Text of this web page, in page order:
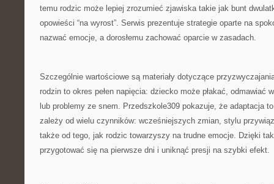
temu rodzic może lepiej zrozumieć zjawiska takie jak bunt
opowieści “na wyrost”. Serwis prezentuje strategie oparte na
nazwać emocje, a dorosłemu zachować oparcie w zasadach.
Szczególnie wartościowe są materiały dotyczące
rodzin to okres pełen napięcia: dziecko może płakać, odmawiać
lub problemy ze snem. Przedszkole309 pokazuje, że adaptacja
zależy od wielu czynników: wcześniejszych zmian, stylu
także od tego, jak rodzic towarzyszy na trudne emocje. Dzięki
przygotować się na pierwsze dni i uniknąć presji na szybki efekt.